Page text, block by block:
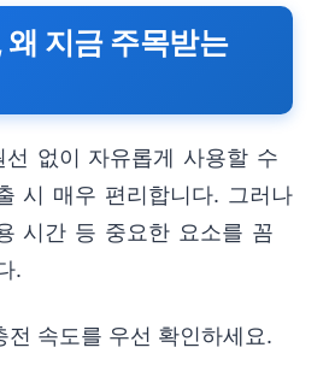
지금 주목받는
선 없이 자유롭게 사용할 수
시 매우 편리합니다. 그러나
시간 등 중요한 요소를 꼼
.
전 속도를 우선 확인하세요.